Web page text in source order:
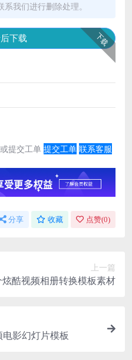
我们进行删除处理。
下载
下载
提交工单 提交工单 联系客服
分享 收藏 点赞(0)
上一篇
炫酷视频相册转换模板素材
影幻灯片模板